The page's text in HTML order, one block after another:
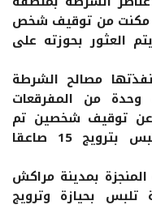
مكنت من توقيف شخص
قبل أن يتم العثور بحوزته على
مصالح الشرطة
إلى حجز 10 آلاف وحدة من المفرقعات
عن توقيف شخصين تم
ضبط أحدهما وهو في حالة تلبس بترويج 15 صاعقا
المنجزة بمدينة مراكش
بحيازة وترويج